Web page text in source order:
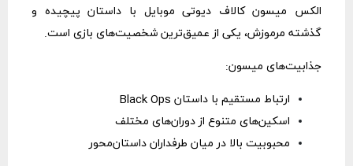
الکس میسون کالاف دیوتی موبایل با داستان پیچیده و
گذشته مرموزش، یکی از عمیق‌ترین شخصیت‌های بازی است.
جذابیت‌های میسون:
ارتباط مستقیم با داستان Black Ops
اسکین‌های متنوع از دوران‌های مختلف
محبوبیت بالا در میان طرفداران داستان‌محور